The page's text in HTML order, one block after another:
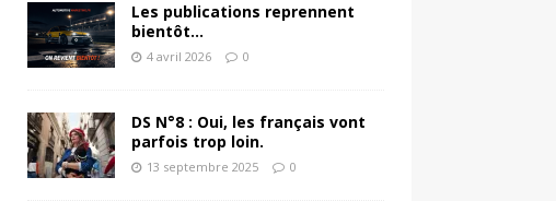
Les publications reprennent
bientôt…
4 avril 2026 0
DS N°8 : Oui, les français vont
parfois trop loin.
13 septembre 2025 0